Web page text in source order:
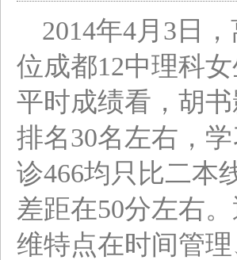
2014年4月3日
位成都12中理科
平时成绩看，胡
排名30名左右，
诊466均只比二本
差距在50分左右
维特点在时间管